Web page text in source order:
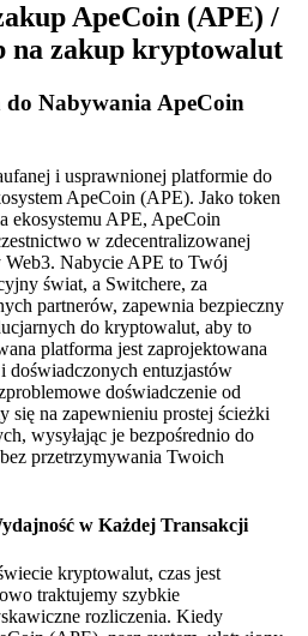
ApeCoin (APE) /
na zakup kryptowalut
Nabywania ApeCoin
i usprawnionej platformie do
ApeCoin (APE). Jako token
ekosystemu APE, ApeCoin
w zdecentralizowanej
Web3. Nabycie APE to Twój
świat, a Switchere, za
partnerów, zapewnia bezpieczny
do kryptowalut, aby to
platforma jest zaprojektowana
doświadczonych entuzjastów
doświadczenie od
się na zapewnieniu prostej ścieżki
wysyłając je bezpośrednio do
przetrzymywania Twoich
w Każdej Transakcji
kryptowalut, czas jest
traktujemy szybkie
rozliczenia. Kiedy